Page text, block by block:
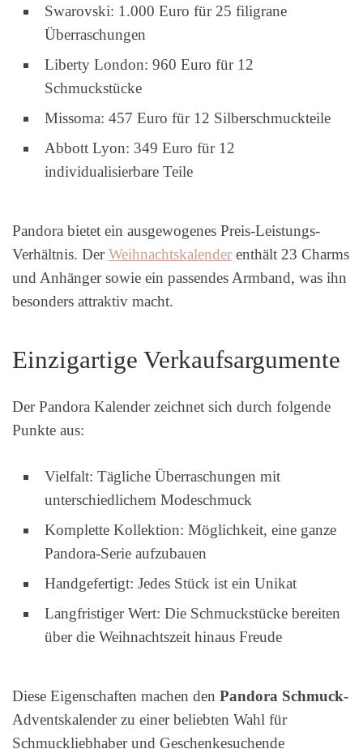
Swarovski: 1.000 Euro für 25 filigrane
Überraschungen
Liberty London: 960 Euro für 12
Schmuckstücke
Missoma: 457 Euro für 12 Silberschmuckteile
Abbott Lyon: 349 Euro für 12
individualisierbare Teile
Pandora bietet ein ausgewogenes Preis-Leistungs-
Verhältnis. DerWeihnachtskalender enthält 23 Charms
und Anhänger sowie ein passendes Armband, was ihn
besonders attraktiv macht.
Einzigartige Verkaufsargumente
Der Pandora Kalender zeichnet sich durch folgende
Punkte aus:
Vielfalt: Tägliche Überraschungen mit
unterschiedlichem Modeschmuck
Komplette Kollektion: Möglichkeit, eine ganze
Pandora-Serie aufzubauen
Handgefertigt: Jedes Stück ist ein Unikat
Langfristiger Wert: Die Schmuckstücke bereiten
über die Weihnachtszeit hinaus Freude
Diese Eigenschaften machen den Pandora Schmuck-
Adventskalender zu einer beliebten Wahl für
Schmuckliebhaber und Geschenkesuchende